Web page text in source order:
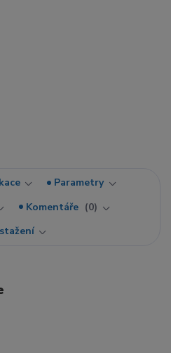
Parametry
Komentáře
0